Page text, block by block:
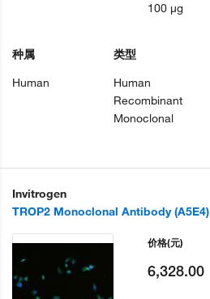
种属
Human
类型
Human
Recombinant
Monoclonal
100 µg
Invitrogen
TROP2 Monoclonal Antibody (A5E4)
价格(元)
6,328.00